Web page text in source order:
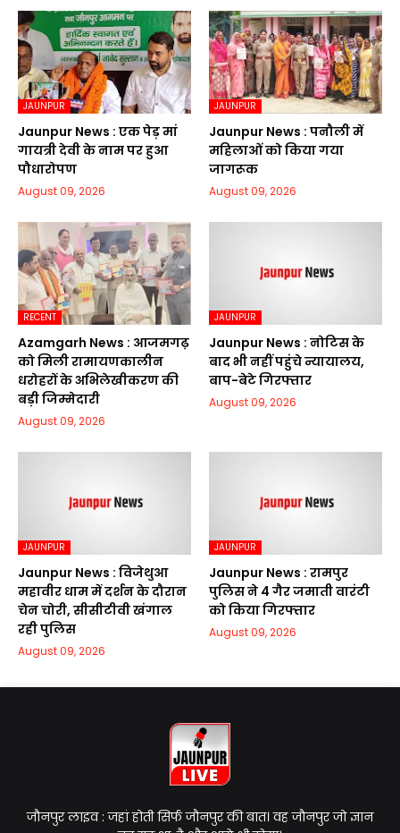
JAUNPUR
Jaunpur News : एक पेड़ मां
गायत्री देवी के नाम पर हुआ
पौधारोपण
August 09, 2026
JAUNPUR
Jaunpur News : पनौली में
महिलाओं को किया गया
जागरूक
August 09, 2026
RECENT
Azamgarh News : आजमगढ़
को मिली रामायणकालीन
धरोहरों के अभिलेखीकरण की
बड़ी जिम्मेदारी
August 09, 2026
JAUNPUR
Jaunpur News : नोटिस के
बाद भी नहीं पहुंचे न्यायालय,
बाप-बेटे गिरफ्तार
August 09, 2026
JAUNPUR
Jaunpur News : विजेथुआ
महावीर धाम में दर्शन के दौरान
चेन चोरी, सीसीटीवी खंगाल
रही पुलिस
August 09, 2026
JAUNPUR
Jaunpur News : रामपुर
पुलिस ने 4 गैर जमाती वारंटी
को किया गिरफ्तार
August 09, 2026
जौनपुर लाइव : जहां होती सिर्फ जौनपुर की बात। वह जौनपुर जो ज्ञान